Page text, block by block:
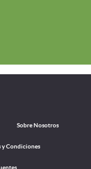
Sobre Nosotros
y Condiciones